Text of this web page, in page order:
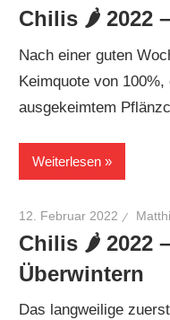
Chilis 🌶 2022
Nach einer guten
Keimquote von
ausgekeimtem
Weiterlesen
12. Februar 2022
Chilis 🌶 2022
Überwintern
Das langweilige